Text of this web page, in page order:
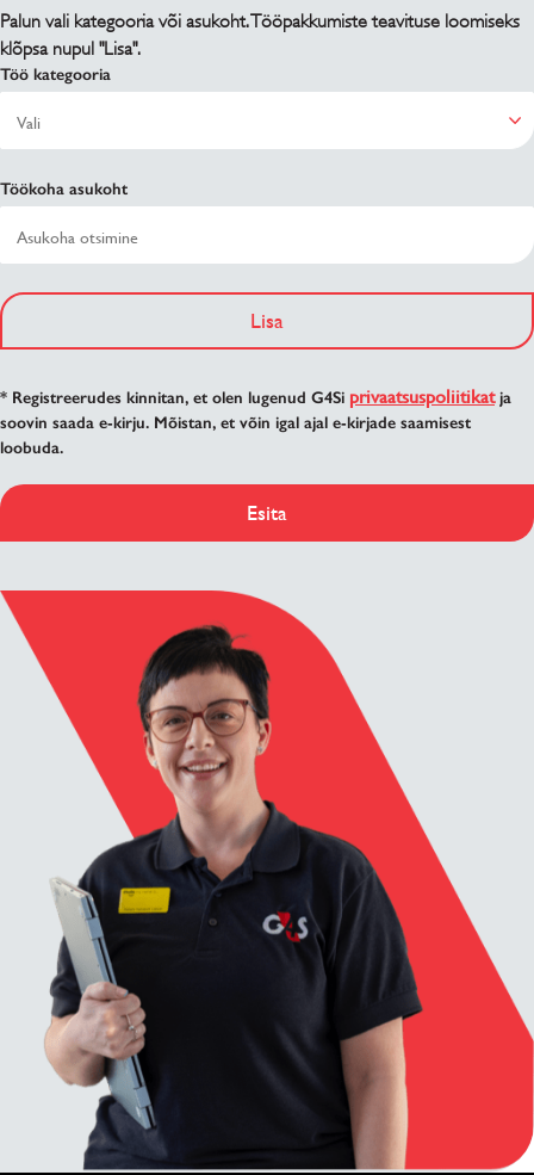
Palun vali kategooria või asukoht. Tööpakkumiste teavituse loomiseks
klõpsa nupul "Lisa".
Töö kategooria
Töökoha asukoht
Lisa
* Registreerudes kinnitan, et olen lugenud G4Si privaatsuspoliitikatja
soovin saada e-kirju. Mõistan, et võin igal ajal e-kirjade saamisest
loobuda.
Esita